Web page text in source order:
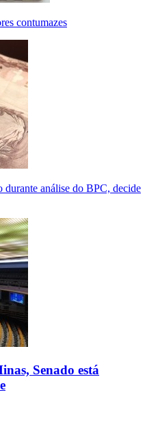
contumazes
durante análise do BPC, decide
Senado está